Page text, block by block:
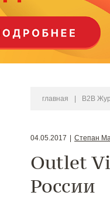
главная B2B
04.05.2017 Степан
Outlet
России